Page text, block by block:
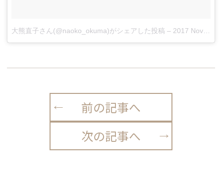
大熊直子さん(@naoko_okuma)がシェアした投稿 – 2017 Nov 13 10:12pm PST
前の記事へ
次の記事へ